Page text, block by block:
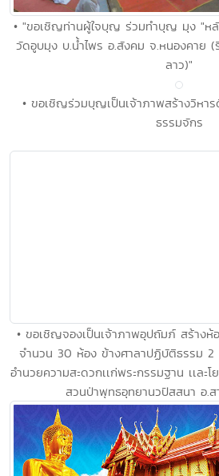
• "ขอเชิญท่านผู้ใจบุญ ร่วมทำบุญ มุง "ห
วัดอูบมุง บ.น้ำไพร อ.สังคม จ.หนองคาย (
ลาว)"
• ขอเชิญร่วมบุญเป็นเจ้าภาพสร้างวิหา
ธรรมจักร
• ขอเชิญจองเป็นเจ้าภาพอุปถัมภ์ สร้างห้
จำนวน 30 ห้อง ข้างศาลาปฏิบัติธรรม
อำนวยความสะดวกเเก่พระกรรมฐาน เเ
สวนป่าพุทธอุทยานวปัสสนา อ.